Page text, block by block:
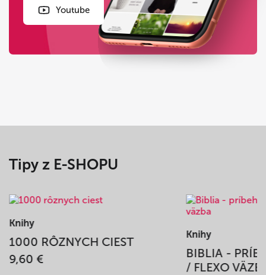
Youtube
Tipy z E-SHOPU
Knihy
1000 RÔZNYCH CIEST
9,60 €
Knihy
BIBLIA -
/ FLEXO